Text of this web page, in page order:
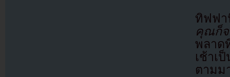
ทิฟฟา
คุณก็จ
พลาด
เช้าเ
ตามม